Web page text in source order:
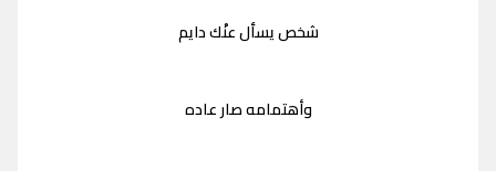
شخص يسأل عنْك دايم
وأهتمامه صار عاده